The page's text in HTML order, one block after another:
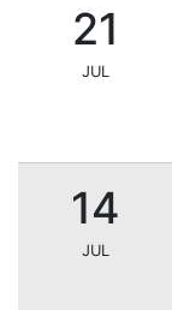
21
JUL
14
JUL